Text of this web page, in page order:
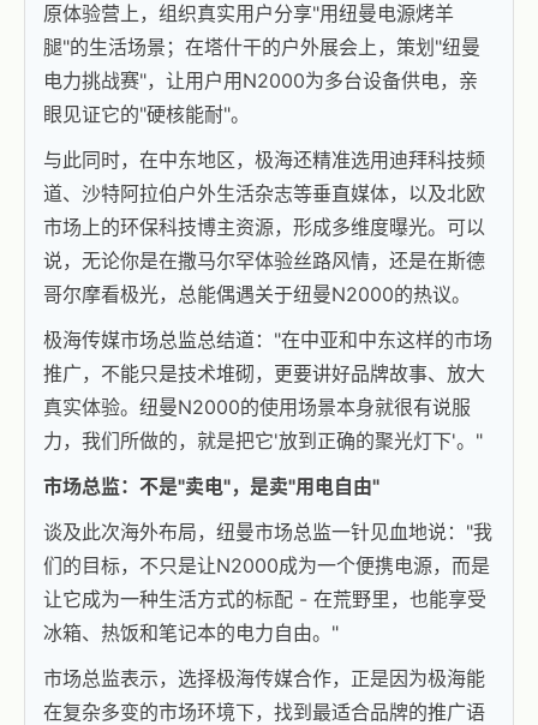
原体验营上，组织真实用户分享"用纽曼电源烤羊
腿"的生活场景；在塔什干的户外展会上，策划"纽曼
电力挑战赛"，让用户用N2000为多台设备供电，亲
眼见证它的"硬核能耐"。
与此同时，在中东地区，极海还精准选用迪拜科技频
道、沙特阿拉伯户外生活杂志等垂直媒体，以及北欧
市场上的环保科技博主资源，形成多维度曝光。可以
说，无论你是在撒马尔罕体验丝路风情，还是在斯德
哥尔摩看极光，总能偶遇关于纽曼N2000的热议。
极海传媒市场总监总结道："在中亚和中东这样的市场
推广，不能只是技术堆砌，更要讲好品牌故事、放大
真实体验。纽曼N2000的使用场景本身就很有说服
力，我们所做的，就是把它'放到正确的聚光灯下'。"
市场总监：不是"卖电"，是卖"用电自由"
谈及此次海外布局，纽曼市场总监一针见血地说："我
们的目标，不只是让N2000成为一个便携电源，而是
让它成为一种生活方式的标配 - 在荒野里，也能享受
冰箱、热饭和笔记本的电力自由。"
市场总监表示，选择极海传媒合作，正是因为极海能
在复杂多变的市场环境下，找到最适合品牌的推广语